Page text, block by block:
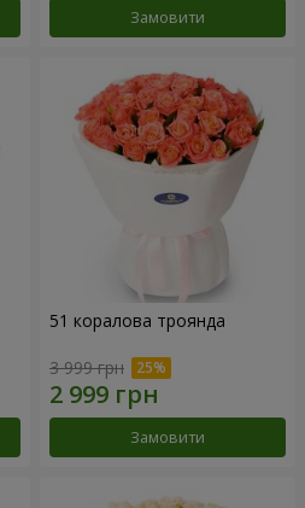
Замовити
51 коралова троянда
3 999 грн
Замовити